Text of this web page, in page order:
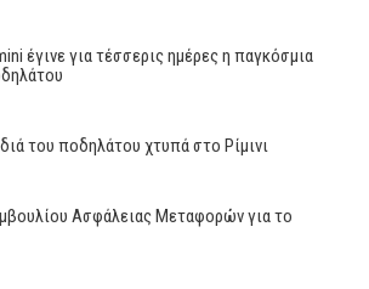
έγινε για τέσσερις ημέρες η παγκόσμια
του ποδηλάτου χτυπά στο Ρίμινι
Ασφάλειας Μεταφορών για το